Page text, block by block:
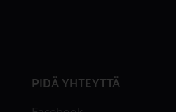
PIDÄ YHTEYTTÄ